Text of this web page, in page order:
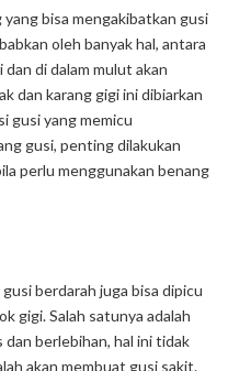
bisa mengakibatkan gusi
oleh banyak hal, antara
di dalam mulut akan
dan karang gigi ini dibiarkan
gusi yang memicu
gusi, penting dilakukan
perlu menggunakan benang
berdarah juga bisa dipicu
gigi. Salah satunya adalah
berlebihan, hal ini tidak
akan membuat gusi sakit.